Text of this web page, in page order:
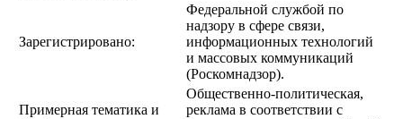
Зарегистрировано:
Федеральной службой по
надзору в сфере связи,
информационных технологий
и массовых коммуникаций
(Роскомнадзор).
Примерная тематика и
Общественно-политическая,
реклама в соответствии с